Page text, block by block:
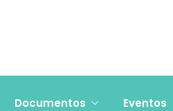
Documentos Eventos